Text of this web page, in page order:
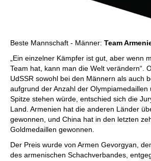
Beste Mannschaft - Männer: Team
„Ein einzelner Kämpfer ist gut, aber wenn
Team hat, kann man die Welt verändern“.
UdSSR sowohl bei den Männern als auch
aufgrund der Anzahl der
Spitze stehen würde, entschied sich die
Land. Armenien hat die anderen Länder
gewonnen, und China hat in den letzten
Goldmedaillen gewonnen.
Der Preis wurde von Armen Gevorgyan,
des armenischen Schachverbandes,